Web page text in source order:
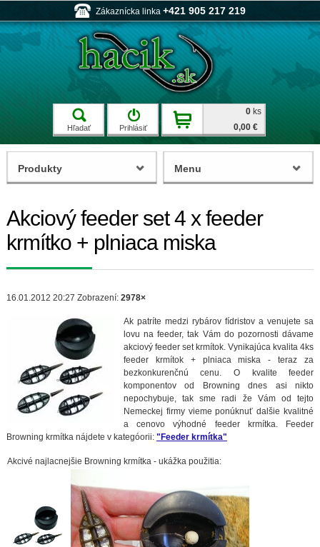
Zákaznícka linka +421 905 217 219
Hľadať Prihlásiť
0 ks
0,00 €
Akciový feeder set 4 x feeder
krmítko + plniaca miska
16.01.2012 20:27 Zobrazení: 2978×
Ak patríte medzi rybárov fídristov a venujete sa
lovu na feeder, tak Vám do pozornosti dávame
akciový feeder set krmítok. Vynikajúca kvalita 4ks
feeder krmítok + plniaca miska - teraz za
bezkonkurenčnú cenu. O kvalite feeder
komponentov od Browning dnes asi nikto
nepochybuje, tak sme radi že Vám od tejto
Nemeckej firmy vieme ponúknuť dalšie kvalitné
a cenovo výhodné feeder krmítka. Feeder
Browning krmítka nájdete v kategóorii: "Feeder krmítka"
Akcivé najlacnejšie Browning krmítka - ukážka použitia:
Produkty Menu